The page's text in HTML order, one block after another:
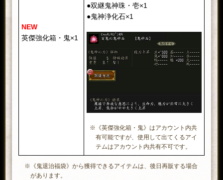
NEW
英傑強化箱・鬼×1
●双継鬼神珠・壱×1
●鬼神浄化石×1
※《英傑強化箱・鬼》はアカウント内共
有可能ですが、使用して出てくるアイ
テムはアカウント内共有不可です。
※《鬼退治福袋》から獲得できるアイテムは、後日再販する場合
があります。